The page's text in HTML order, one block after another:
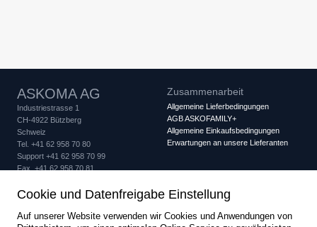
ASKOMA AG
Industriestrasse 1
CH-4922 Bützberg
Schweiz
Tel. +41 62 958 70 80
Support +41 62 958 70 99
Fax +41 62 958 70 81
Zusammenarbeit
Allgemeine Lieferbedingungen
AGB ASKOFAMILY+
Allgemeine Einkaufsbedingungen
Erwartungen an unsere Lieferanten
Qualitätszertifikat Impressum
Cookie und Datenfreigabe Einstellung
Auf unserer Website verwenden wir Cookies und Anwendungen von